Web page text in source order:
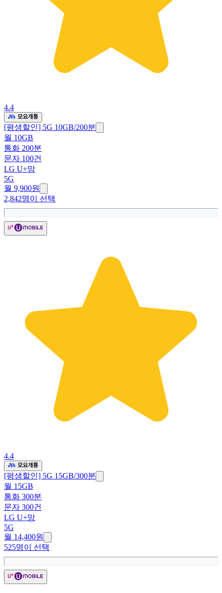
4.4
[평생할인] 5G 10GB/200분
월 10GB
통화 200분
문자 100건
LG U+망
5G
월 9,900원
2,842명이 선택
4.4
[평생할인] 5G 15GB/300분
월 15GB
통화 300분
문자 300건
LG U+망
5G
월 14,400원
525명이 선택